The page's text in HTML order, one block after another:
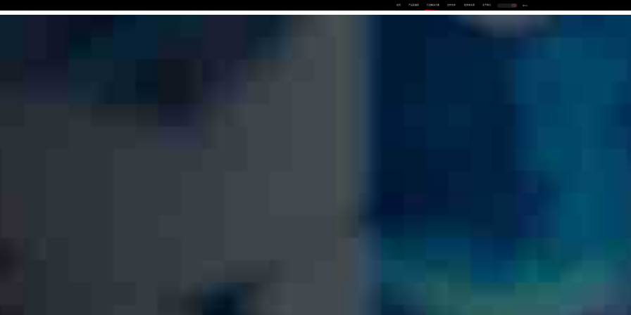
首页 产品及服务 行业解决方案 合作伙伴 投资者关系 关于我们 中EN